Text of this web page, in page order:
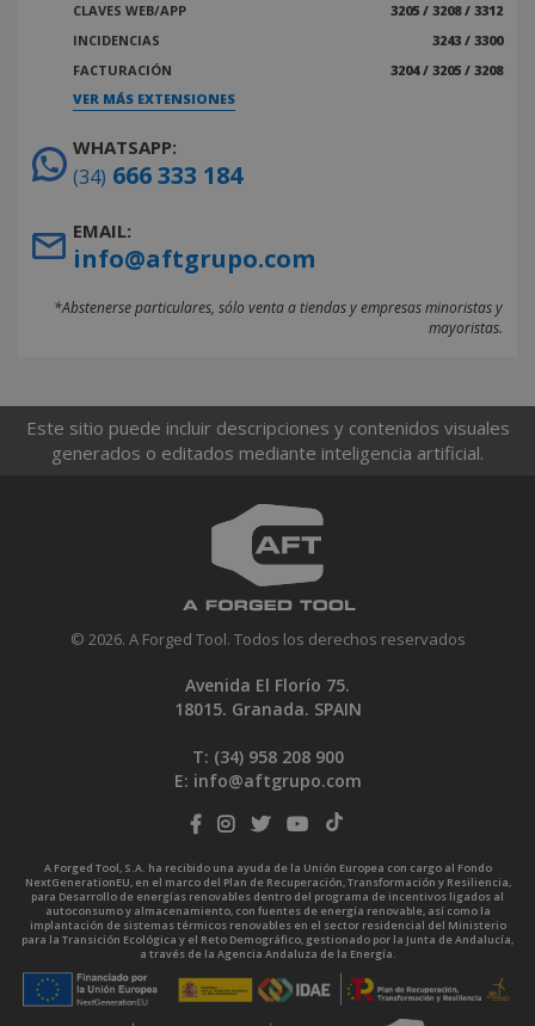
CLAVES WEB/APP
3205 / 3208 / 3312
INCIDENCIAS
3243 / 3300
FACTURACIÓN
3204 / 3205 / 3208
VER MÁS EXTENSIONES
WHATSAPP:
(34) 666 333 184
EMAIL:
info@aftgrupo.com
*Abstenerse particulares, sólo venta a tiendas y empresas minoristas y
mayoristas.
Este sitio puede incluir descripciones y contenidos visuales
generados o editados mediante inteligencia artificial.
© 2026. A Forged Tool. Todos los derechos reservados
Avenida El Florío 75.
18015. Granada. SPAIN
T: (34) 958 208 900
E: info@aftgrupo.com
A Forged Tool, S.A. ha recibido una ayuda de la Unión Europea con cargo al Fondo
NextGenerationEU, en el marco del Plan de Recuperación, Transformación y Resiliencia,
para Desarrollo de energías renovables dentro del programa de incentivos ligados al
autoconsumo y almacenamiento, con fuentes de energía renovable, así como la
implantación de sistemas térmicos renovables en el sector residencial del Ministerio
para la Transición Ecológica y el Reto Demográfico, gestionado por la Junta de Andalucía,
a través de la Agencia Andaluza de la Energía.